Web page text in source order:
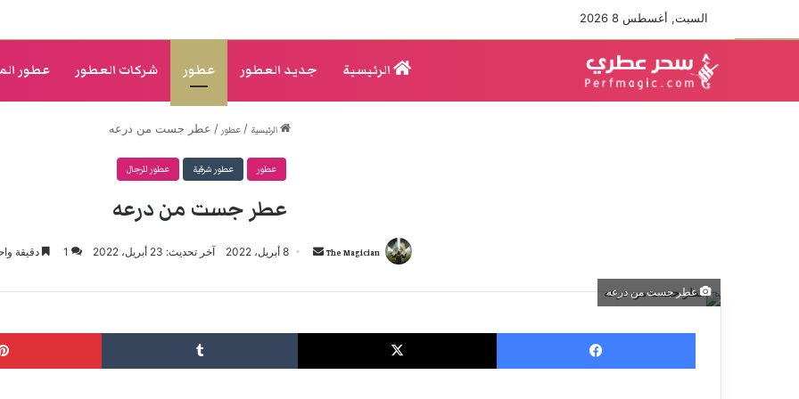
السبت, أغسطس 8 2026
الرئيسية جديد العطور عطور شركات العطور عطور
الرئيسية / عطور / عطر جست من درعه
عطور عطور شرقية عطور للرجال
عطر جست من درعه
The Magician
أرسل
إلكترونيا
8 أبريل، 2022 آخر تحديث: 23 أبريل، 2022 1 دقيقة
عطر جست من درعه
فيسبوك ‫X